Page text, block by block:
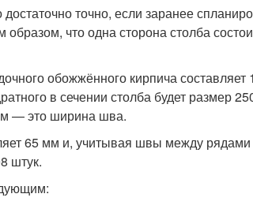
точно, если заранее
что одна сторона столба
обожжённого кирпича
в сечении столба будет размер
— это ширина шва.
65 мм и, учитывая швы между
штук.